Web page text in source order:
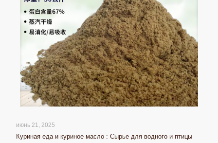
июнь 21, 2025
Куриная еда и куриное масло : Сырье для водного и птицы